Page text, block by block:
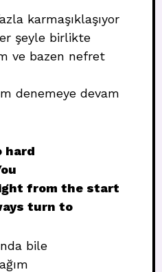
karmaşıklaşıyor
şeyle birlikte
ve bazen nefret
denemeye devam
hard
from the start
turn to
bile